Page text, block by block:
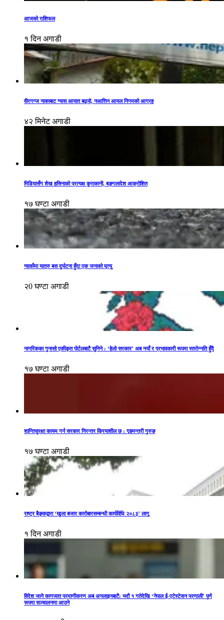
आजको राशिफल
१ दिन अगाडी
वीरगन्ज नाकाबाट ग्यास आयात बढ्यो, नआत्तिन आयल निगमको आग्रह
४२ मिनेट अगाडी
मिडियासँग शेख हसिनाको प्रत्यक्ष कुराकानी, बङ्गलादेश आक्रोशित
१७ घण्टा अगाडी
ग्वार्कोमा यात्रु बस दुर्घटना हुँदा एक जनाको मृत्यु
२0 घण्टा अगाडी
नागरिकका गुनासो एकीकृत पोर्टलबाटै सुनिने : ‘हेलो सरकार’ अब नयाँ र प्रभावकारी रूपमा स्तरोन्नति हुँदै
१७ घण्टा अगाडी
शान्तिसुरक्षा कायम गर्न सरकार निरन्तर क्रियाशील छ : गृहमन्त्री गुरुङ
१७ घण्टा अगाडी
राष्ट्र बैङ्कद्वारा ‘खुला बजार कारोबारसम्बन्धी कार्यविधि २०८३’ लागू
१ दिन अगाडी
विदेश जाने कागजात प्रमाणीकरण अब अनलाइनबाटै: भदौ १ गतेदेखि ‘नेपाल ई-एटेस्टेसन प्रणाली’ पूर्ण
रूपमा सञ्चालनमा आउने